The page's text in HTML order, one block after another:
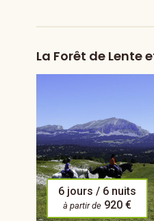
La Forêt de Lente
6 jours / 6 nuits
à partir de 920 €